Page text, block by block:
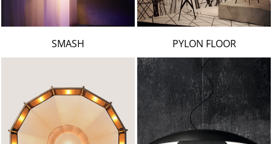
PYLON FLOOR
SMASH